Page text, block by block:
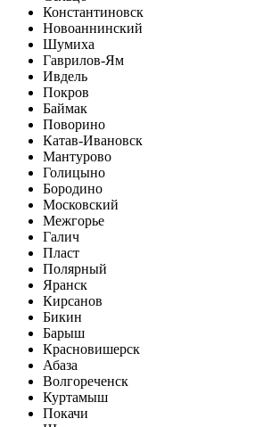
Константиновск
Новоаннинский
Шумиха
Гаврилов-Ям
Ивдель
Покров
Баймак
Поворино
Катав-Ивановск
Мантурово
Голицыно
Бородино
Московский
Межгорье
Галич
Пласт
Полярный
Яранск
Кирсанов
Бикин
Барыш
Красновишерск
Абаза
Волгореченск
Куртамыш
Покачи